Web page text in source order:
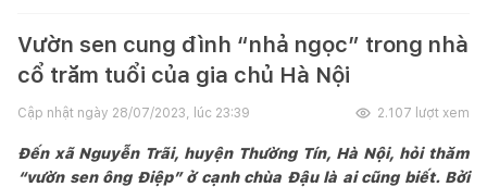
Vườn sen cung đình “nhả ngọc” trong nhà
cổ trăm tuổi của gia chủ Hà Nội
Cập nhật ngày 28/07/2023, lúc 23:39 2.107 lượt xem
Đến xã Nguyễn Trãi, huyện Thường Tín, Hà Nội, hỏi thăm
“vườn sen ông Điệp” ở cạnh chùa Đậu là ai cũng biết. Bởi